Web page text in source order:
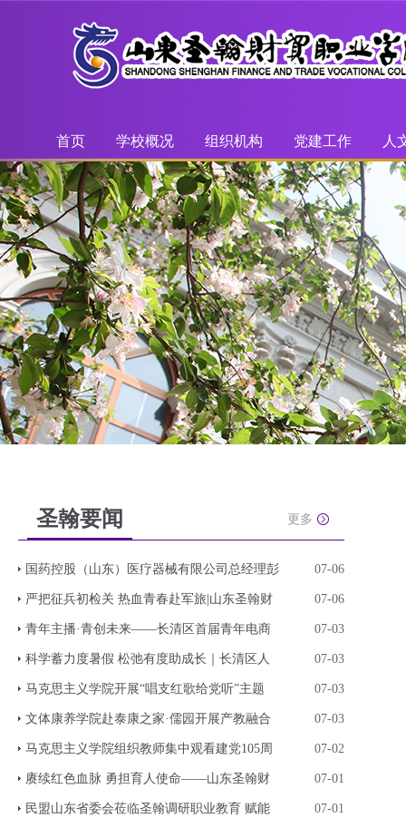
首页 学校概况 组织机构 党建工作 人
圣翰要闻 更多
国药控股（山东）医疗器械有限公司总经理彭 07-06
严把征兵初检关 热血青春赴军旅|山东圣翰财 07-06
青年主播·青创未来——长清区首届青年电商 07-03
科学蓄力度暑假 松弛有度助成长｜长清区人 07-03
马克思主义学院开展“唱支红歌给党听”主题 07-03
文体康养学院赴泰康之家·儒园开展产教融合 07-03
马克思主义学院组织教师集中观看建党105周 07-02
赓续红色血脉 勇担育人使命——山东圣翰财 07-01
民盟山东省委会莅临圣翰调研职业教育 赋能 07-01